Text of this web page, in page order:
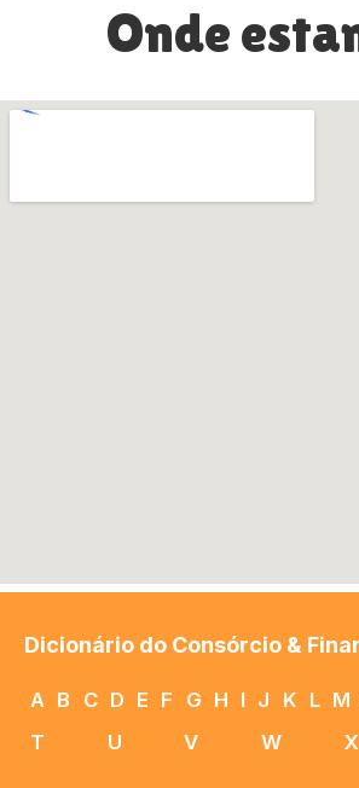
Onde
Dicionário do Consórcio &
A B C D E F G H I J K L M
T
U V W X